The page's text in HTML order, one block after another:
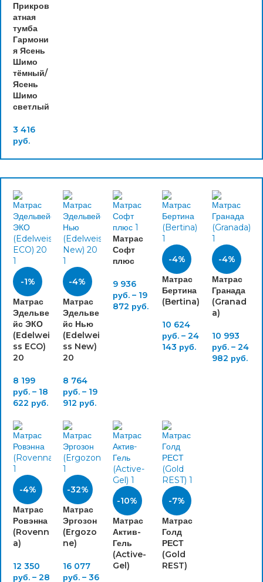
Прикров
атная
тумба
Гармони
я Ясень
Шимо
тёмный/
Ясень
Шимо
светлый
3 416
руб.
-1%
Матрас
Эдельве
йс ЭКО
(Edelwei
ss ECO)
20
8 199
руб. – 18
622 руб.
-4%
Матрас
Эдельве
йс Нью
(Edelwei
ss New)
20
8 764
руб. – 19
912 руб.
Матрас
Софт
плюс
9 936
руб. – 19
872 руб.
-4%
Матрас
Бертина
(Bertina)
10 624
руб. – 24
143 руб.
-4%
Матрас
Гранада
(Granad
a)
10 993
руб. – 24
982 руб.
-4%
Матрас
Ровэнна
(Rovenn
a)
12 350
руб. – 28
-32%
Матрас
Эргозон
(Ergozo
ne)
16 077
руб. – 36
-10%
Матрас
Актив-
Гель
(Active-
Gel)
-7%
Матрас
Голд
РЕСТ
(Gold
REST)